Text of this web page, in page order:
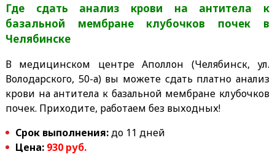
Где сдать анализ крови на антитела к
базальной мембране клубочков почек в
Челябинске
В медицинском центре Аполлон (Челябинск, ул.
Володарского, 50-а) вы можете сдать платно анализ
крови на антитела к базальной мембране клубочков
почек. Приходите, работаем без выходных!
Срок выполнения:до 11 дней
Цена: 930 руб.